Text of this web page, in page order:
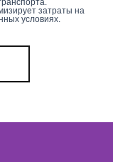
затраты на
условиях.